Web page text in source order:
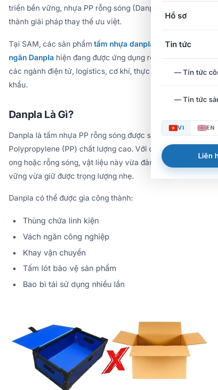
Hồ sơ
Tin tức
— Tin tức
— Tin tức
VI EN
Liên
triển bền vững, nhựa PP rỗng sóng (Danpla) đang dần trở
thành giải pháp thay thế ưu việt.
Tại SAM, các sản phẩm tấm nhựa danpla vàthùng, vách
ngăn Danpla hiện đang được ứng dụng rộng rãi trong
các ngành điện tử, logistics, cơ khí, thực phẩm và xuất
khẩu.
Danpla Là Gì?
Danpla là tấm nhựa PP rỗng sóng được sản xuất từ nhựa
Polypropylene (PP) chất lượng cao. Với cấu trúc dạng tổ
ong hoặc rỗng sóng, vật liệu này vừa đảm bảo độ cứng
vững vừa giữ được trọng lượng nhẹ.
Danpla có thể được gia công thành:
Thùng chứa linh kiện
Vách ngăn công nghiệp
Khay vận chuyển
Tấm lót bảo vệ sản phẩm
Bao bì tái sử dụng nhiều lần